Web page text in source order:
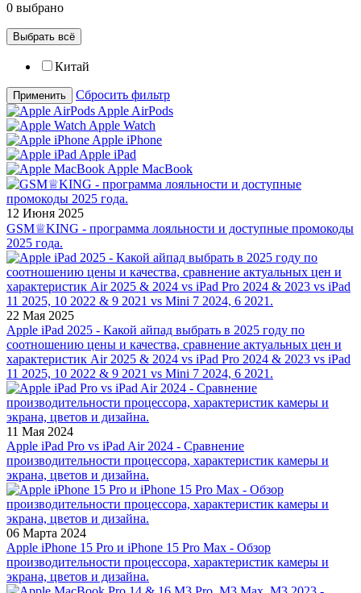
0 выбрано
Выбрать всё
Китай
Применить
Сбросить фильтр
Apple AirPods
Apple Watch
Apple iPhone
Apple iPad
Apple MacBook
12 Июня 2025
GSM♕KING - программа лояльности и доступные промокоды
2025 года.
22 Мая 2025
Apple iPad 2025 - Какой айпад выбрать в 2025 году по
соотношению цены и качества, сравнение актуальных цен и
характеристик Air 2025 & 2024 vs iPad Pro 2024 & 2023 vs iPad
11 2025, 10 2022 & 9 2021 vs Mini 7 2024, 6 2021.
11 Мая 2024
Apple iPad Pro vs iPad Air 2024 - Сравнение
производительности процессора, характеристик камеры и
экрана, цветов и дизайна.
06 Марта 2024
Apple iPhone 15 Pro и iPhone 15 Pro Max - Обзор
производительности процессора, характеристик камеры и
экрана, цветов и дизайна.